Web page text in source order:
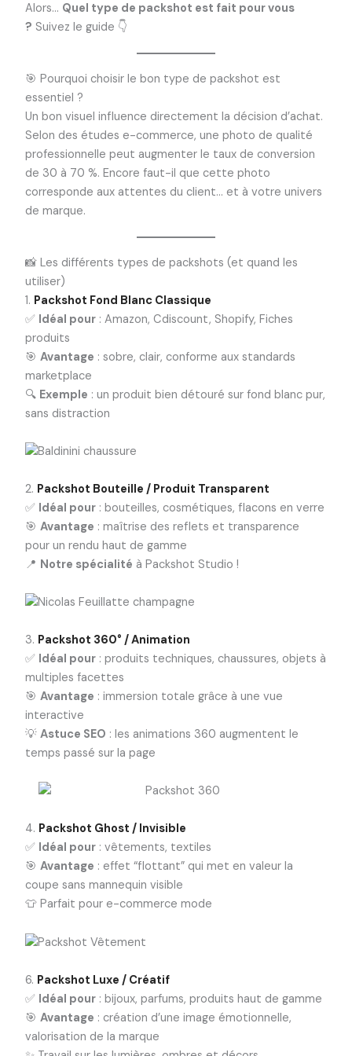
Alors… Quel type de packshot est fait pour vous
? Suivez le guide 👇
🎯 Pourquoi choisir le bon type de packshot est
essentiel ?
Un bon visuel influence directement la décision d’achat.
Selon des études e-commerce, une photo de qualité
professionnelle peut augmenter le taux de conversion
de 30 à 70 %. Encore faut-il que cette photo
corresponde aux attentes du client… et à votre univers
de marque.
📸 Les différents types de packshots (et quand les
utiliser)
1. Packshot Fond Blanc Classique
✅ Idéal pour : Amazon, Cdiscount, Shopify, Fiches
produits
🎯Avantage : sobre, clair, conforme aux standards
marketplace
🔍 Exemple : un produit bien détouré sur fond blanc pur,
sans distraction
2. Packshot Bouteille / Produit Transparent
✅ Idéal pour : bouteilles, cosmétiques, flacons en verre
🎯Avantage : maîtrise des reflets et transparence
pour un rendu haut de gamme
📍 Notre spécialité à Packshot Studio !
3. Packshot 360° / Animation
✅ Idéal pour : produits techniques, chaussures, objets à
multiples facettes
🎯Avantage : immersion totale grâce à une vue
interactive
💡Astuce SEO : les animations 360 augmentent le
temps passé sur la page
4. Packshot Ghost / Invisible
✅ Idéal pour : vêtements, textiles
🎯Avantage : effet “flottant” qui met en valeur la
coupe sans mannequin visible
👕 Parfait pour e-commerce mode
6. Packshot Luxe / Créatif
✅ Idéal pour : bijoux, parfums, produits haut de gamme
🎯Avantage : création d’une image émotionnelle,
valorisation de la marque